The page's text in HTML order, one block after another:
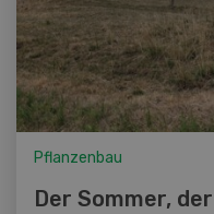
Pflanzenbau
Der Sommer,